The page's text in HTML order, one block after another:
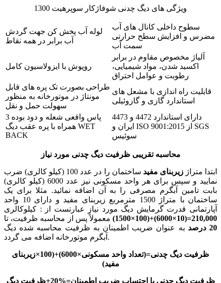
ویژگی های دیگ چدنی شوفاژکار سوپرهیت 1300
لوله آب پخش کن جهت گردش
آب برابر در همه نقاط
سطوح داخلی کانال های آب
مضرس و افزایش سطح حرارتی
سمت آب
روپوش با ایزولاسیون کامل
آلیاژ مخصوص مقاوم در برابر
اکسید شدن، مواد شیمیایی،
رطوبت و عوامل احتراق
طراحی بصورت تک پره های قابل
مونتاژ در موتورخانه به منظور
سهولت حمل و نقل
قابلیت راه اندازی با مشعل های
استاندارد گازی و گازوئیلی
3 پاس واقعی شعله و دود بوده
همراه با پره عقب دیگ WET
BACK
دارای استاندارد 4472 و 4473
ایران و ISO 9001:2015 از SGS
سوئیس
محاسبه تقریبی ظرفیت دیگ چدنی مورد نیاز
ابتدا متراژزیربنای مفید
ساختمان را در عدد 100 (کیلو کالری) ضرب
نمایید و سپس برای هر واحد مسکونی نیز عدد 6000 (کیلو کالری)
بابت تامین آبگرم مصرفی را به آن اضافه نمائید. مثلا برای یک
ساختمان با متراژ 1500 مترمربع زیربنای مفید و دارای 10 واحد
آپارتمانی قدرت گرمایش دیگ مورد نیاز عبارتست از : کیلوکالری
210,000=(10×6000)+(100×1500)
معمولاً پس از محاسبه ظرفیت، تا
20 درصد
به عنوان ضریب اطمینان به ظرفیت محاسبه شده دیگ
آبگرم موتورخانه اضافه می گردد.
ظرفیت دیگ چدنی=(تعداد واحد مسکونی×6000)+(100×زیربنای
مفید)
ظرفیت دیگ چدنی با احتساب ضریب اطمینان =%20+ظرفیت دیگ